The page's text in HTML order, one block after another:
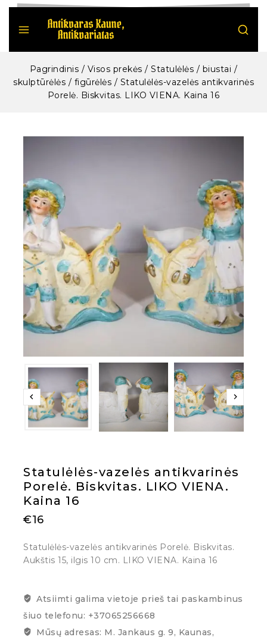
Pagrindinis / Visos prekės / Statulėlės / biustai /
skulptūrėlės / figūrėlės / Statulėlės-vazelės antikvarinės
Porelė. Biskvitas. LIKO VIENA. Kaina 16
Statulėlės-vazelės antikvarinės
Porelė. Biskvitas. LIKO VIENA.
Kaina 16
€16
Statulėlės-vazelės antikvarinės Porelė. Biskvitas.
Aukštis 15, ilgis 10 cm. LIKO VIENA. Kaina 16
Atsiimti galima vietoje prieš tai paskambinus
šiuo telefonu: +37065256668
Mūsų adresas: M. Jankaus g. 9, Kaunas,